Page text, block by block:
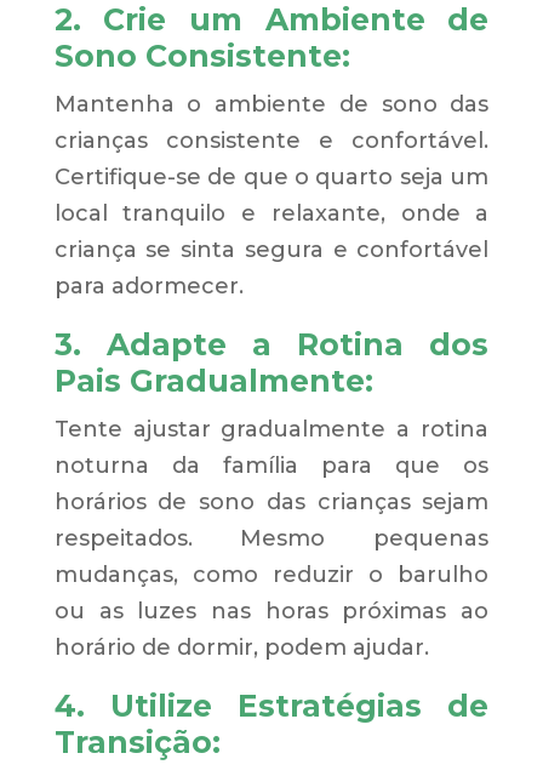
2. Crie um Ambiente de
Sono Consistente:
Mantenha o ambiente de sono das
crianças consistente e confortável.
Certifique-se de que o quarto seja um
local tranquilo e relaxante, onde a
criança se sinta segura e confortável
para adormecer.
3. Adapte a Rotina dos
Pais Gradualmente:
Tente ajustar gradualmente a rotina
noturna da família para que os
horários de sono das crianças sejam
respeitados. Mesmo pequenas
mudanças, como reduzir o barulho
ou as luzes nas horas próximas ao
horário de dormir, podem ajudar.
4. Utilize Estratégias de
Transição: